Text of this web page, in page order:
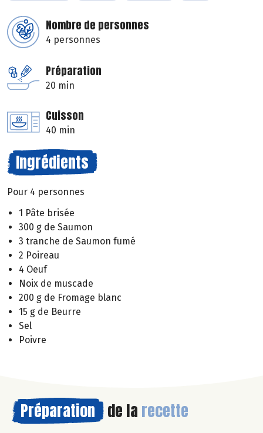
Nombre de personnes
4 personnes
Préparation
20 min
Cuisson
40 min
Ingrédients
Pour 4 personnes
1 Pâte brisée
300 g de Saumon
3 tranche de Saumon fumé
2 Poireau
4 Oeuf
Noix de muscade
200 g de Fromage blanc
15 g de Beurre
Sel
Poivre
Préparation de la recette